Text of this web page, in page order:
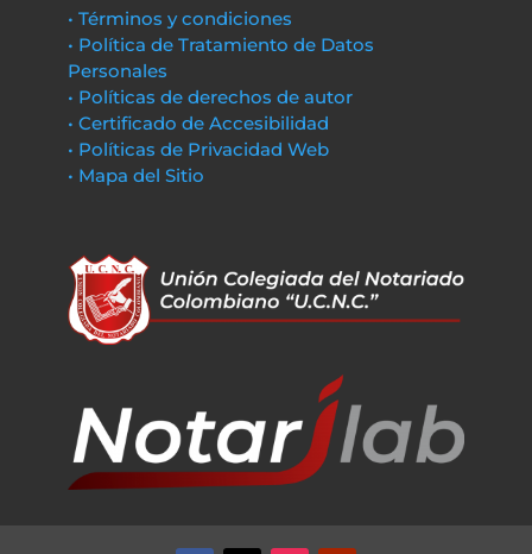
• Términos y condiciones
• Política de Tratamiento de Datos
Personales
• Políticas de derechos de autor
• Certificado de Accesibilidad
• Políticas de Privacidad Web
• Mapa del Sitio